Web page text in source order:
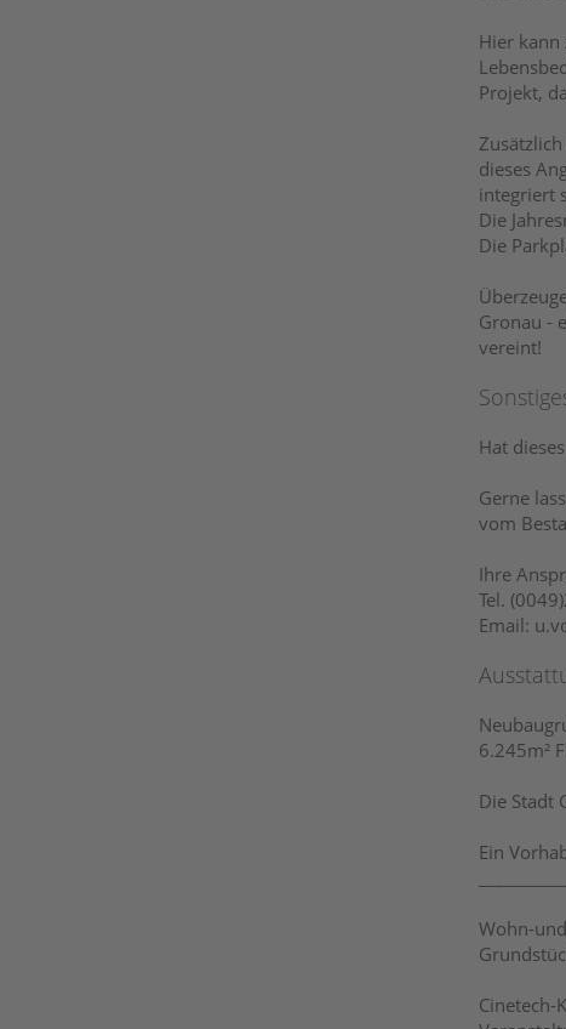
Hier
Projekt,
dieses
integriert
Die
Die
Gronau -
vereint!
Hat
Gerne
vom
Ihre
Tel.
Email:
6.245m²
Die Stadt
Ein
Wohn-
Cinetech-